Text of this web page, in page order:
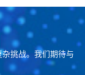
挑战。我们期待与